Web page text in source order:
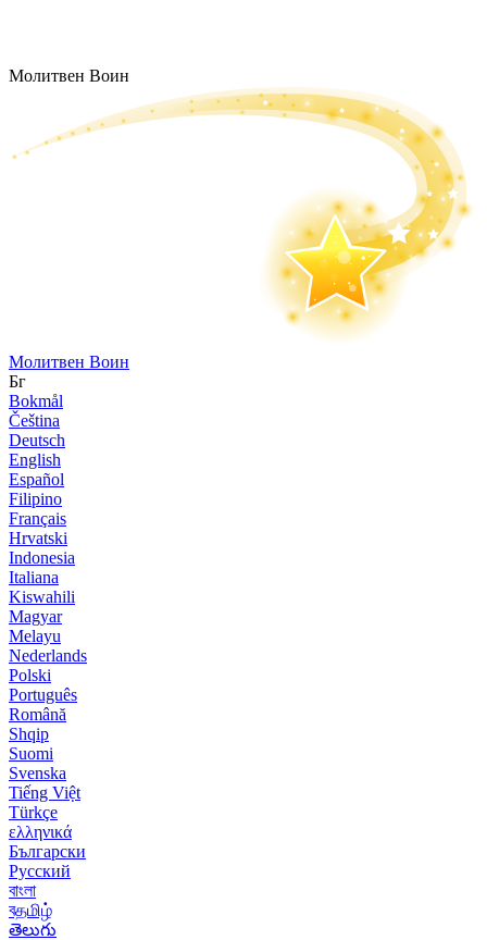
Молитвен Воин
Молитвен Воин
Бг
Bokmål
Čeština
Deutsch
English
Español
Filipino
Français
Hrvatski
Indonesia
Italiana
Kiswahili
Magyar
Melayu
Nederlands
Polski
Português
Română
Shqip
Suomi
Svenska
Tiếng Việt
Türkçe
ελληνικά
Български
Русский
বাংলা
বதமிழ்
తెలుగు